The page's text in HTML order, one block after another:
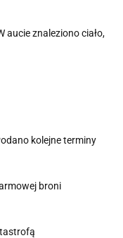
aucie znaleziono ciało,
kolejne terminy
broni